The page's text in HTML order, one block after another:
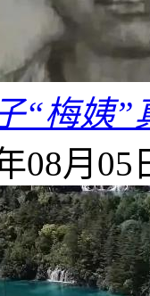
“梅姨”
08月05